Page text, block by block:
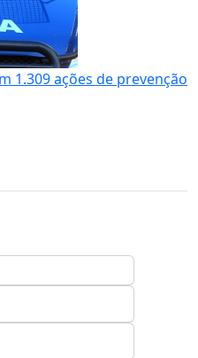
1.309 ações de prevenção